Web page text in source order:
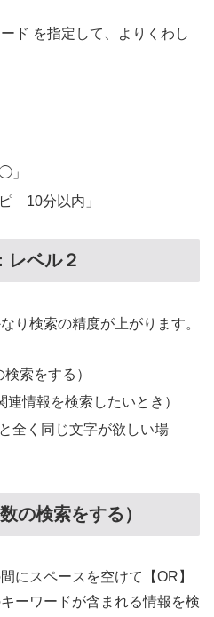
ド を指定して、よりくわし
10分以内」
レベル２
り検索の精度が上がります。
索をする）
情報を検索したいとき）
全く同じ文字が欲しい場
の検索をする）
にスペースを空けて【OR】
ーワードが含まれる情報を検